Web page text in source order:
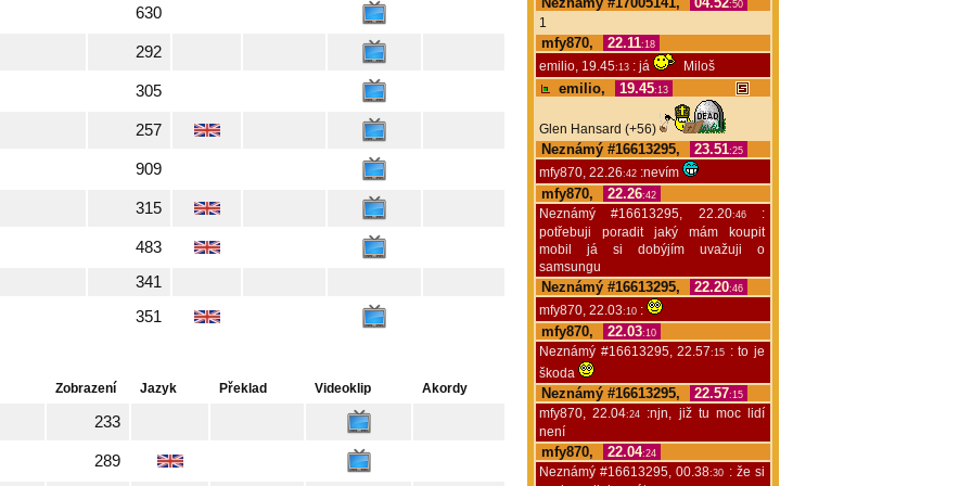
630
292
305
257
909
315
483
341
351
Zobrazení Jazyk Překlad Videoklip Akordy
233
289
:50
1
mfy870, 22.11:18
emilio, 19.45:13 : já Miloš
emilio, 19.45:13
Glen Hansard (+56)
Neznámý #16613295, 23.51:25
mfy870, 22.26:42 :nevím
mfy870, 22.26:42
Neznámý #16613295, 22.20:46:
potřebuji poradit jaký mám koupit
mobil já si dobýjím uvažuji o
samsungu
Neznámý #16613295, 22.20:46
mfy870, 22.03:10 :
mfy870, 22.03:10
Neznámý #16613295, 22.57:15 : to je
škoda
Neznámý #16613295, 22.57:15
mfy870, 22.04:24
:njn, již tu moc lidí
není
mfy870, 22.04:24
Neznámý #16613295, 00.38:30 : že si